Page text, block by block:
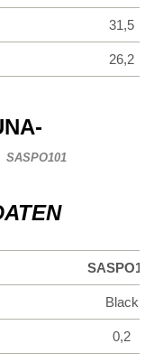
31,5
26,2
SASPO101
Black
0,2